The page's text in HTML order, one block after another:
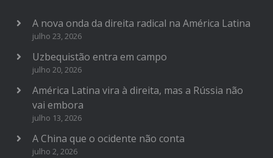
A nova onda da direita radical na América Latina
julho 23, 2026
Uzbequistão entra em campo
julho 20, 2026
América Latina vira à direita, mas a Rússia não
vai embora
julho 13, 2026
A China que o ocidente não conta
julho 2, 2026